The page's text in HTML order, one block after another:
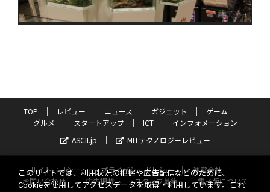
TOP レビュー ニュース ガジェット
ゲーム
グルメ
スタートアップ ICT
インフォメーション
ASCII.jp
MITテクノロジーレビュー
サイトポリシー プライバシーポリシー
運営会社
お問い合わせ
広告掲載 スタッフ募集
電子版について
このサイトでは、利用状況の把握や広告配信などのために、
Cookieを使用してアクセスデータを取得・利用しています。これ